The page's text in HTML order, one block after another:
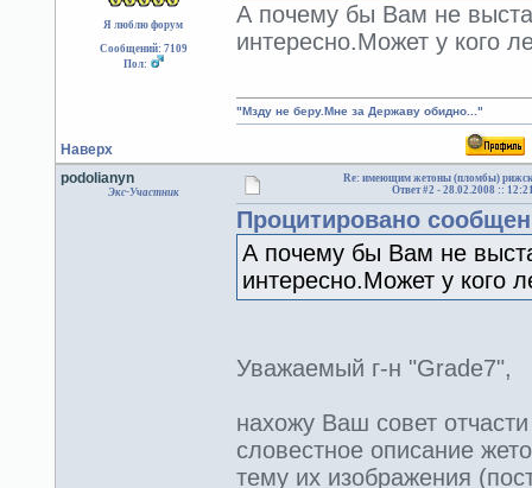
Я люблю форум
Сообщений: 7109
Пол:
А почему бы Вам не
интересно.Может у кого
Наверх
"Мзду не беру.Мне за Державу обидно..."
podolianyn
Экс-Участник
Re: имеющим жетоны (пломбы)
Ответ #2 -28.02.2008 ::
Процитировано
А почему бы Вам не
интересно.Может у кого
Уважаемый г-н "Grade7",
нахожу Ваш совет
словестное описание
тему их изображения